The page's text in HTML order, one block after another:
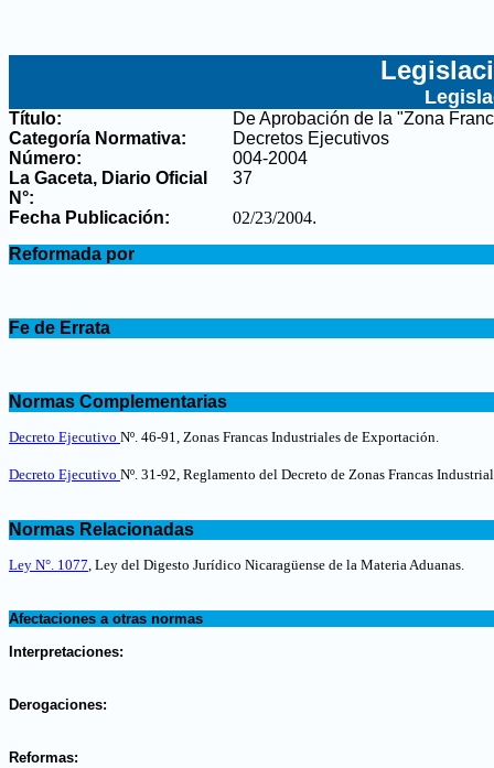
Título:
De Aprobación de la "Zona
Categoría Normativa:
Decretos Ejecutivos
Número:
004-2004
La Gaceta, Diario Oficial
N°:
37
Fecha Publicación: 02/23/2004.
Reformada por
Fe de Errata
Normas Complementarias
Decreto Ejecutivo Nº. 46-91, Zonas Francas Industriales de Exportación.
Decreto Ejecutivo Nº. 31-92, Reglamento del Decreto de Zonas Francas
Normas Relacionadas
Ley N°. 1077, Ley del Digesto Jurídico Nicaragüense de la Materia Aduanas.
Afectaciones a otras normas
Interpretaciones:
Derogaciones:
Reformas: